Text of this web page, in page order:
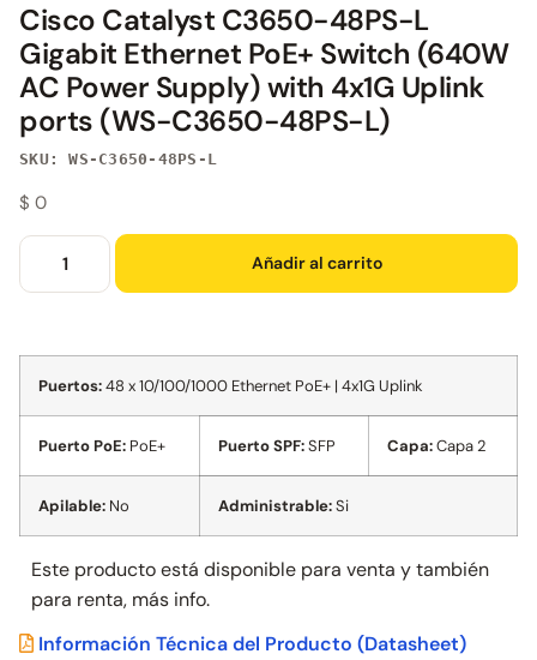
Cisco Catalyst C3650-48PS-L
Gigabit Ethernet PoE+ Switch (640W
AC Power Supply) with 4x1G Uplink
ports (WS-C3650-48PS-L)
SKU: WS-C3650-48PS-L
$ 0
Añadir al carrito
Puertos:48 x 10/100/1000 Ethernet PoE+ | 4x1G Uplink
Puerto PoE: PoE+ Puerto SPF:SFP Capa:Capa 2
Apilable: No Administrable:Si
Este producto está disponible para venta y también
para renta, más info.
Información Técnica del Producto (Datasheet)